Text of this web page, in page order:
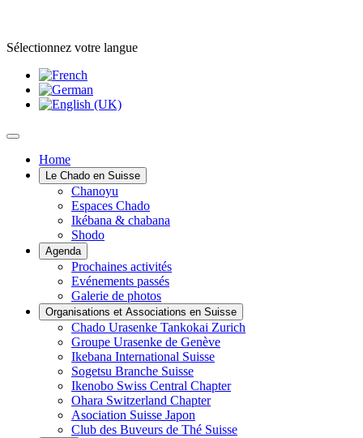
Sélectionnez votre langue
Home
Le Chado en Suisse
Chanoyu
Espaces Chado
Ikébana & chabana
Shodo
Agenda
Prochaines activités
Evénements passés
Galerie de photos
Organisations et Associations en Suisse
Chado Urasenke Tankokai Zurich
Groupe Urasenke de Genève
Ikebana International Suisse
Sogetsu Branche Suisse
Ikenobo Swiss Central Chapter
Ohara Switzerland Chapter
Asociation Suisse Japon
Club des Buveurs de Thé Suisse